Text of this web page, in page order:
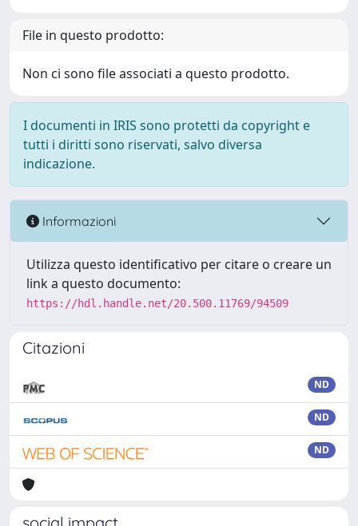
File in questo prodotto:
Non ci sono file associati a questo prodotto.
I documenti in IRIS sono protetti da copyright e
tutti i diritti sono riservati, salvo diversa
indicazione.
Informazioni
Utilizza questo identificativo per citare o creare un
link a questo documento:
https://hdl.handle.net/20.500.11769/94509
Citazioni
ND
ND
ND